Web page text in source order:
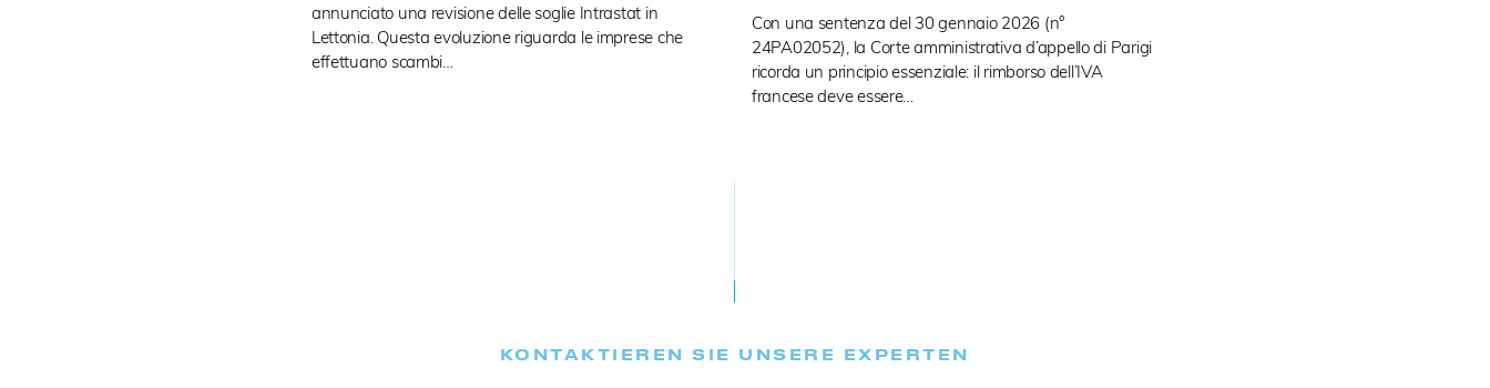
annunciato una revisione delle soglie Intrastat in
Lettonia. Questa evoluzione riguarda le imprese che
effettuano scambi…
Con una sentenza del 30 gennaio 2026 (n°
24PA02052), la Corte amministrativa d’appello di Parigi
ricorda un principio essenziale: il rimborso dell’IVA
francese deve essere…
KONTAKTIEREN SIE UNSERE EXPERTEN